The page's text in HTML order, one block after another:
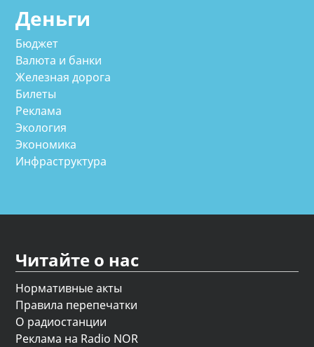
Деньги
Бюджет
Валюта и банки
Железная дорога
Билеты
Реклама
Экология
Экономика
Инфраструктура
Читайте о нас
Нормативные акты
Правила перепечатки
О радиостанции
Реклама на Radio NOR